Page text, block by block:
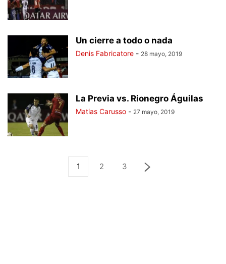
Un cierre a todo o nada
Denis Fabricatore - 28 mayo, 2019
La Previa vs. Rionegro Águilas
Matias Carusso - 27 mayo, 2019
1 2 3